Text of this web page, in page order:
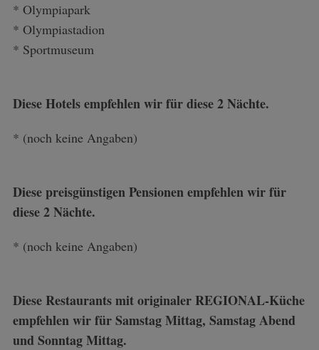
* Olympiapark
* Olympiastadion
* Sportmuseum
Diese Hotels empfehlen wir für diese 2 Nächte.
* (noch keine Angaben)
Diese preisgünstigen Pensionen empfehlen wir für
diese 2 Nächte.
* (noch keine Angaben)
Diese Restaurants mit originaler REGIONAL-Küche
empfehlen wir für Samstag Mittag, Samstag Abend
und Sonntag Mittag.